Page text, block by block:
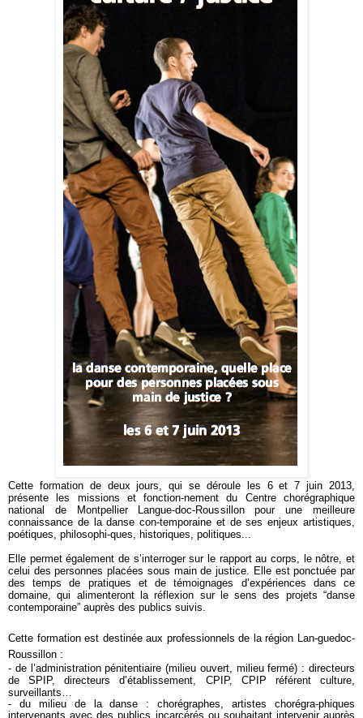
Cette formation de deux jours, qui se déroule les 6 et 7 juin 2013,
présente les missions et fonction-nement du Centre chorégraphique
national de Montpellier Langue-doc-Roussillon pour une meilleure
connaissance de la danse con-temporaine et de ses enjeux artistiques,
poétiques, philosophi-ques, historiques, politiques...
Elle permet également de s’interroger sur le rapport au corps, le nôtre, et
celui des personnes placées sous main de justice. Elle est ponctuée par
des temps de pratiques et de témoignages d’expériences dans ce
domaine, qui alimenteront la réflexion sur le sens des projets “danse
contemporaine” auprès des publics suivis.
Cette formation est destinée aux professionnels de la région Lan-guedoc-
Roussillon :
- de l’administration pénitentiaire (milieu ouvert, milieu fermé) : directeurs
de SPIP, directeurs d’établissement, CPIP, CPIP référent culture,
surveillants…
- du milieu de la danse : chorégraphes, artistes chorégra-phiques
intervenants avec des publics incarcérés ou souhaitant intervenir auprès